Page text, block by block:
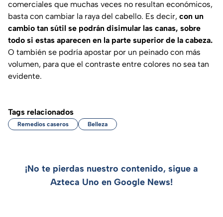
comerciales que muchas veces no resultan económicos,
basta con cambiar la raya del cabello. Es decir, con un
cambio tan sútil se podrán disimular las canas, sobre
todo si estas aparecen en la parte superior de la cabeza.
O también se podría apostar por un peinado con más
volumen, para que el contraste entre colores no sea tan
evidente.
Tags relacionados
Remedios caseros Belleza
¡No te pierdas nuestro contenido, sigue a
Azteca Uno en Google News!